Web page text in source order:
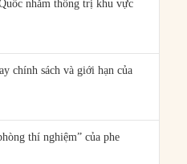
nhằm thống trị khu vực
chính sách và giới hạn của
thí nghiệm” của phe